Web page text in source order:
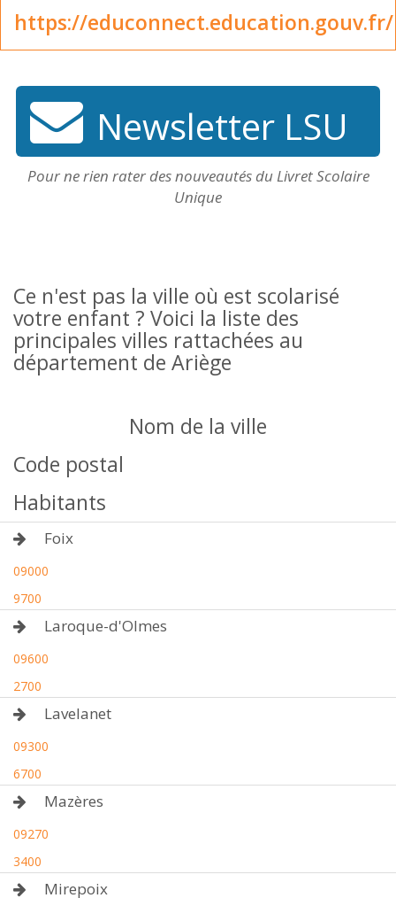
https://educonnect.education.gouv.fr/
Newsletter LSU
Pour ne rien rater des nouveautés du Livret Scolaire
Unique
Ce n'est pas la ville où est scolarisé
votre enfant ? Voici la liste des
principales villes rattachées au
département de Ariège
Nom de la ville
Code postal
Habitants
Foix
09000
9700
Laroque-d'Olmes
09600
2700
Lavelanet
09300
6700
Mazères
09270
3400
Mirepoix